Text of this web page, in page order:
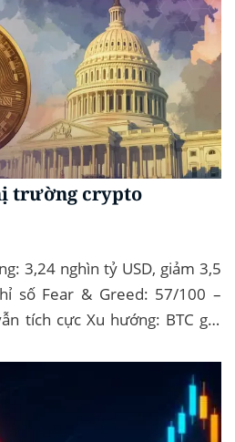
trường crypto
3,24 nghìn tỷ USD, giảm 3,5
số Fear & Greed: 57/100 –
tích cực Xu hướng: BTC giữ